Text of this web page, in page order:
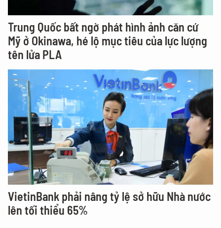
Trung Quốc bất ngờ phát hình ảnh căn cứ
Mỹ ở Okinawa, hé lộ mục tiêu của lực lượng
tên lửa PLA
VietinBank phải nâng tỷ lệ sở hữu Nhà nước
lên tối thiểu 65%